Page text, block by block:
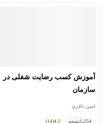
آموزش کسب رضایت شغلی در
سازمان
امین باقری
254دانشجو 4.2
(14)